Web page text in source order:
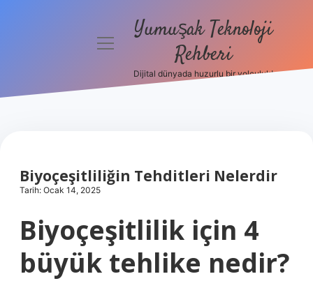
menüyüYumuşak Teknoloji
Rehberi
Dijital dünyada huzurlu bir yolculuk!
Biyoçeşitliliğin Tehditleri Nelerdir
Tarih: Ocak 14, 2025
Biyoçeşitlilik için 4
büyük tehlike nedir?